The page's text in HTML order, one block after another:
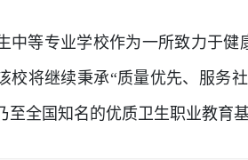
中等专业学校作为一所致力于
校将继续秉承“质量优先、服务
至全国知名的优质卫生职业教育基